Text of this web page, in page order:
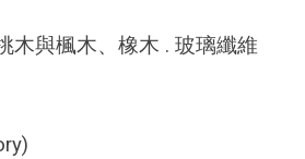
木與楓木、橡木 . 玻璃纖維